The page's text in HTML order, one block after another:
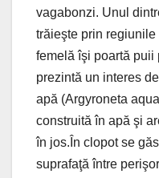
vagabonzi. Unul
trăieşte prin
femelă îşi poartă puii
prezintă un interes
apă (Argyroneta
construită în apă şi
în jos.În clopot se
suprafaţă între